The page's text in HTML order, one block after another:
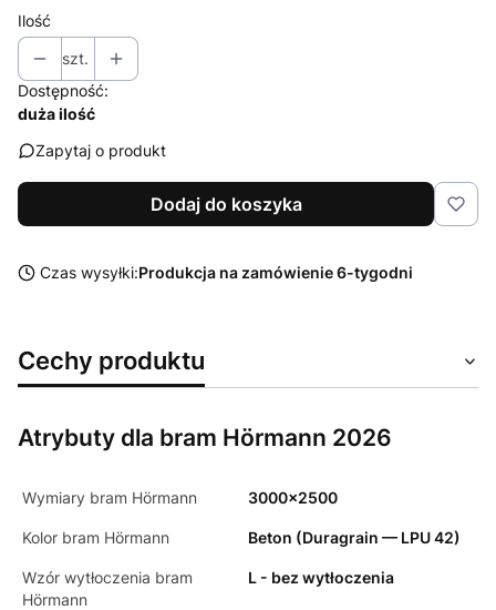
Ilość
szt.
Dostępność:
duża ilość
Zapytaj o produkt
Dodaj do koszyka
Czas wysyłki:Produkcja na zamówienie 6-tygodni
Cechy produktu
Atrybuty dla bram Hörmann 2026
Wymiary bram Hörmann 3000x2500
Kolor bram Hörmann Beton (Duragrain — LPU 42)
Wzór wytłoczenia bram
Hörmann
L - bez wytłoczenia